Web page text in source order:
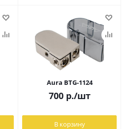
Aura BTG-1124
700р./шт
В корзину